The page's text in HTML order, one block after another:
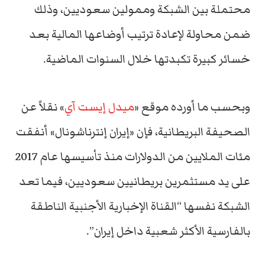
محتملة بين الشبكة وممولين سعوديين، وذلك
ضمن محاولة لإعادة ترتيب أوضاعها المالية بعد
خسائر كبيرة تكبدتها خلال السنوات الماضية.
وبحسب ما أورده موقع «ميدل إيست آي» نقلاً عن
الصحيفة البريطانية، فإن «إيران إنترناشونال» أنفقت
مئات الملايين من الدولارات منذ تأسيسها عام 2017
على يد مستثمرين بريطانيين سعوديين، فيما تعد
الشبكة نفسها “القناة الإخبارية الأجنبية الناطقة
بالفارسية الأكثر شعبية داخل إيران”.